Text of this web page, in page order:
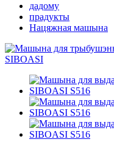
дадому
прадукты
Нацяжная машына